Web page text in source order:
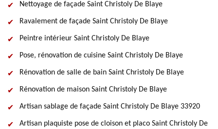
Nettoyage de façade Saint Christoly De Blaye
Ravalement de façade Saint Christoly De Blaye
Peintre intérieur Saint Christoly De Blaye
Pose, rénovation de cuisine Saint Christoly De Blaye
Rénovation de salle de bain Saint Christoly De Blaye
Rénovation de maison Saint Christoly De Blaye
Artisan sablage de façade Saint Christoly De Blaye 33920
Artisan plaquiste pose de cloison et placo Saint Christoly De